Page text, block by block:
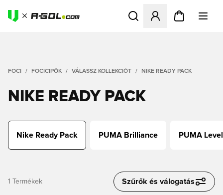
Megnyit egy modált a
FOCI FOCICIPŐK VÁLASSZ KOLLEKCIÓT NIKE READY PACK
NIKE READY PACK
Nike Ready Pack PUMA Brilliance PUMA
1 Termékek Szűrők és válogatás